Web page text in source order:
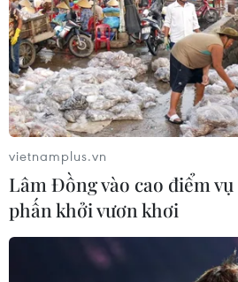
vietnamplus.vn
Lâm Đồng vào cao điểm
phấn khởi vươn khơi